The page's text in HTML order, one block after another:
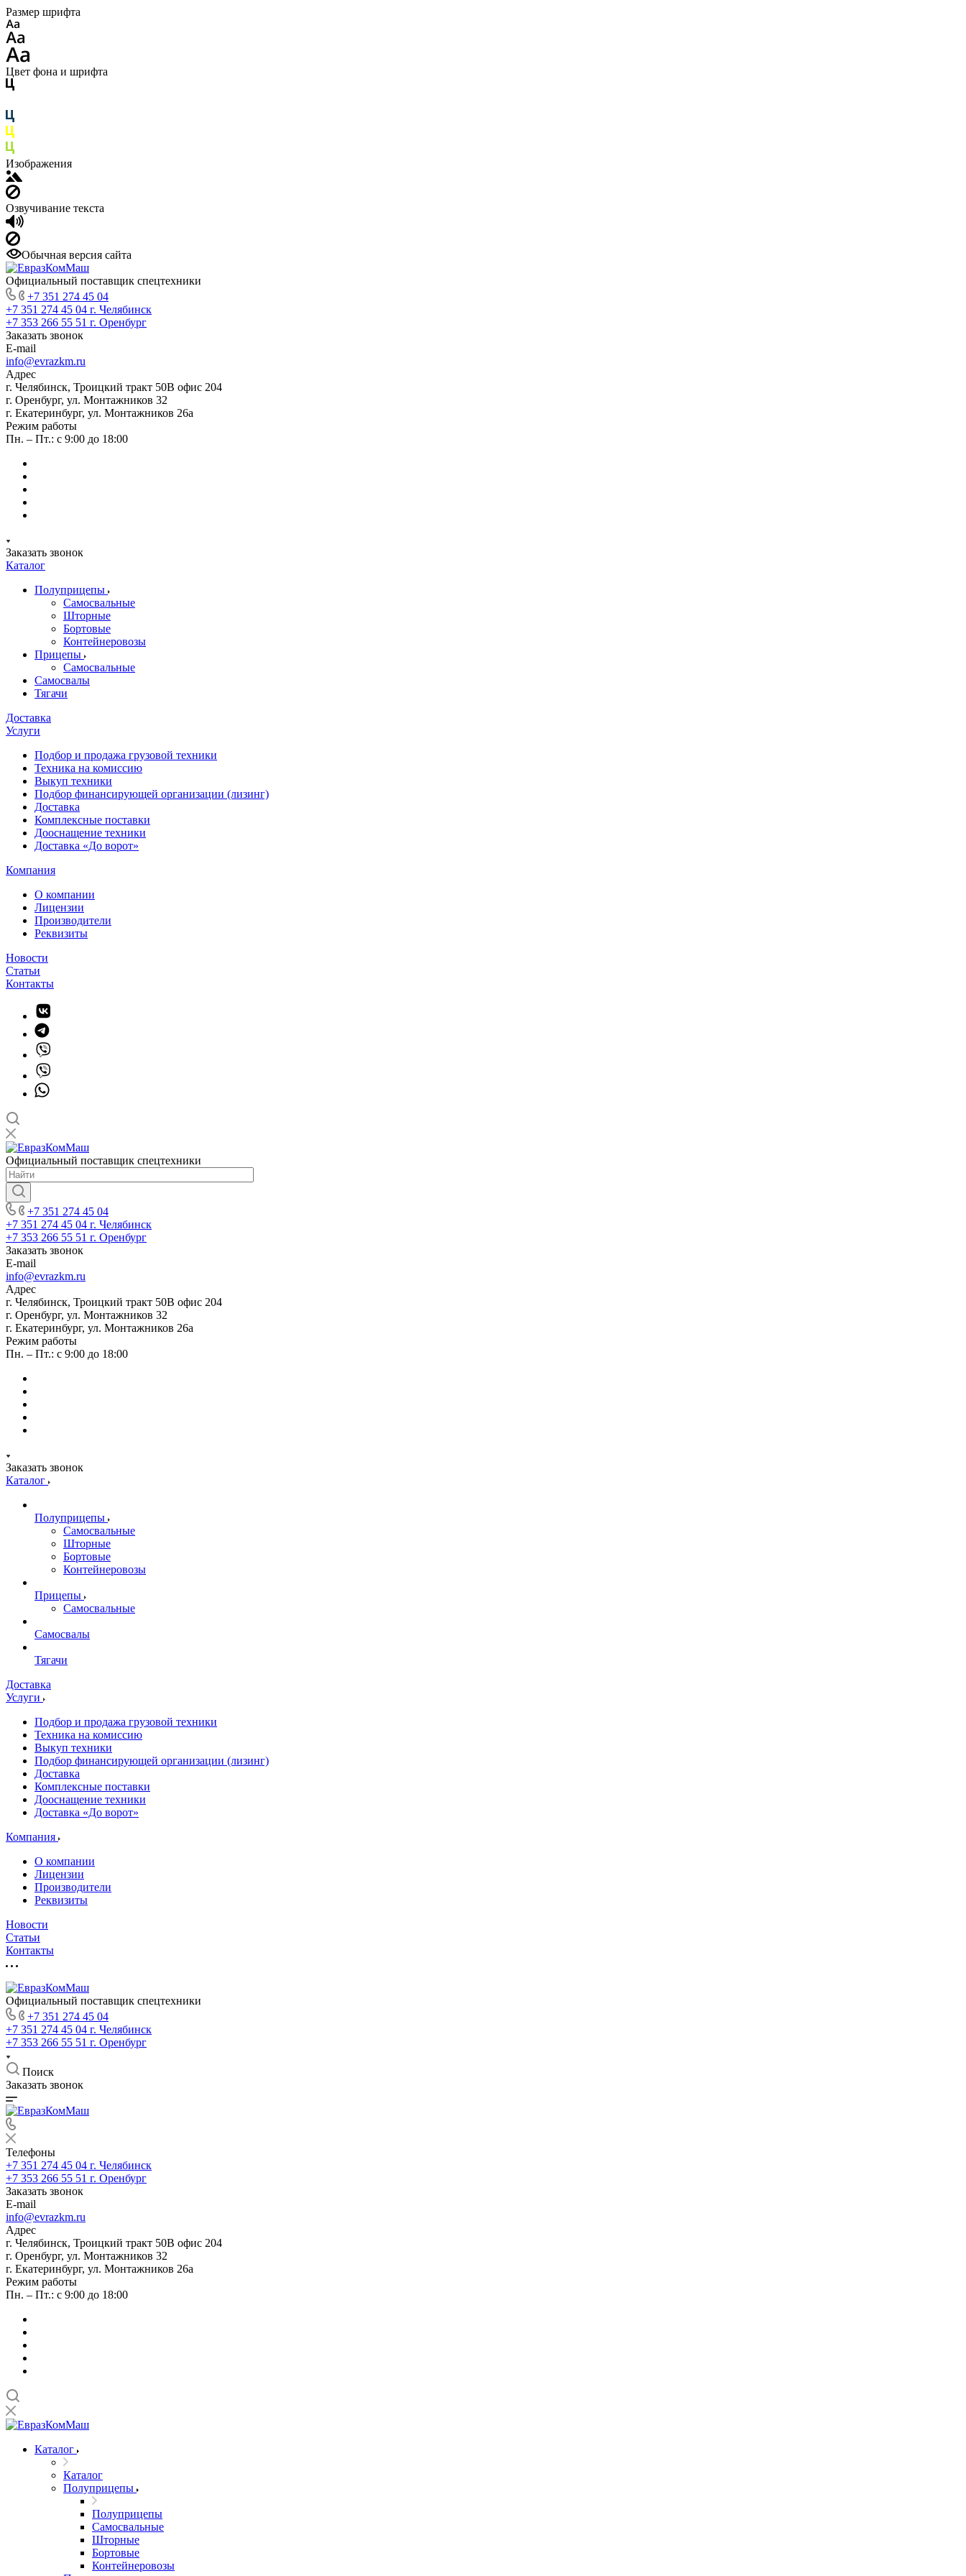
Размер шрифта
Цвет фона и шрифта
Изображения
Озвучивание текста
Обычная версия сайта
Официальный поставщик спецтехники
+7 351 274 45 04
+7 351 274 45 04 г. Челябинск
+7 353 266 55 51 г. Оренбург
Заказать звонок
E-mail
info@evrazkm.ru
Адрес
г. Челябинск, Троицкий тракт 50В офис 204
г. Оренбург, ул. Монтажников 32
г. Екатеринбург, ул. Монтажников 26а
Режим работы
Пн. – Пт.: с 9:00 до 18:00
Заказать звонок
Каталог
Полуприцепы
Самосвальные
Шторные
Бортовые
Контейнеровозы
Прицепы
Самосвальные
Самосвалы
Тягачи
Доставка
Услуги
Подбор и продажа грузовой техники
Техника на комиссию
Выкуп техники
Подбор финансирующей организации (лизинг)
Доставка
Комплексные поставки
Дооснащение техники
Доставка «До ворот»
Компания
О компании
Лицензии
Производители
Реквизиты
Новости
Статьи
Контакты
Официальный поставщик спецтехники
+7 351 274 45 04
+7 351 274 45 04 г. Челябинск
+7 353 266 55 51 г. Оренбург
Заказать звонок
E-mail
info@evrazkm.ru
Адрес
г. Челябинск, Троицкий тракт 50В офис 204
г. Оренбург, ул. Монтажников 32
г. Екатеринбург, ул. Монтажников 26а
Режим работы
Пн. – Пт.: с 9:00 до 18:00
Заказать звонок
Каталог
Полуприцепы
Самосвальные
Шторные
Бортовые
Контейнеровозы
Прицепы
Самосвальные
Самосвалы
Тягачи
Доставка
Услуги
Подбор и продажа грузовой техники
Техника на комиссию
Выкуп техники
Подбор финансирующей организации (лизинг)
Доставка
Комплексные поставки
Дооснащение техники
Доставка «До ворот»
Компания
О компании
Лицензии
Производители
Реквизиты
Новости
Статьи
Контакты
Официальный поставщик спецтехники
+7 351 274 45 04
+7 351 274 45 04 г. Челябинск
+7 353 266 55 51 г. Оренбург
Поиск
Заказать звонок
Телефоны
+7 351 274 45 04 г. Челябинск
+7 353 266 55 51 г. Оренбург
Заказать звонок
E-mail
info@evrazkm.ru
Адрес
г. Челябинск, Троицкий тракт 50В офис 204
г. Оренбург, ул. Монтажников 32
г. Екатеринбург, ул. Монтажников 26а
Режим работы
Пн. – Пт.: с 9:00 до 18:00
Каталог
Каталог
Полуприцепы
Полуприцепы
Самосвальные
Шторные
Бортовые
Контейнеровозы